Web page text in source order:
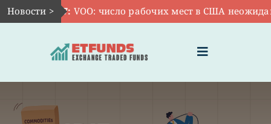
Skip
to
Новости >
Авг 7:VOO: число рабочих мест в США неожиданно
Toggle
Navigation
ГЛАВНАЯ